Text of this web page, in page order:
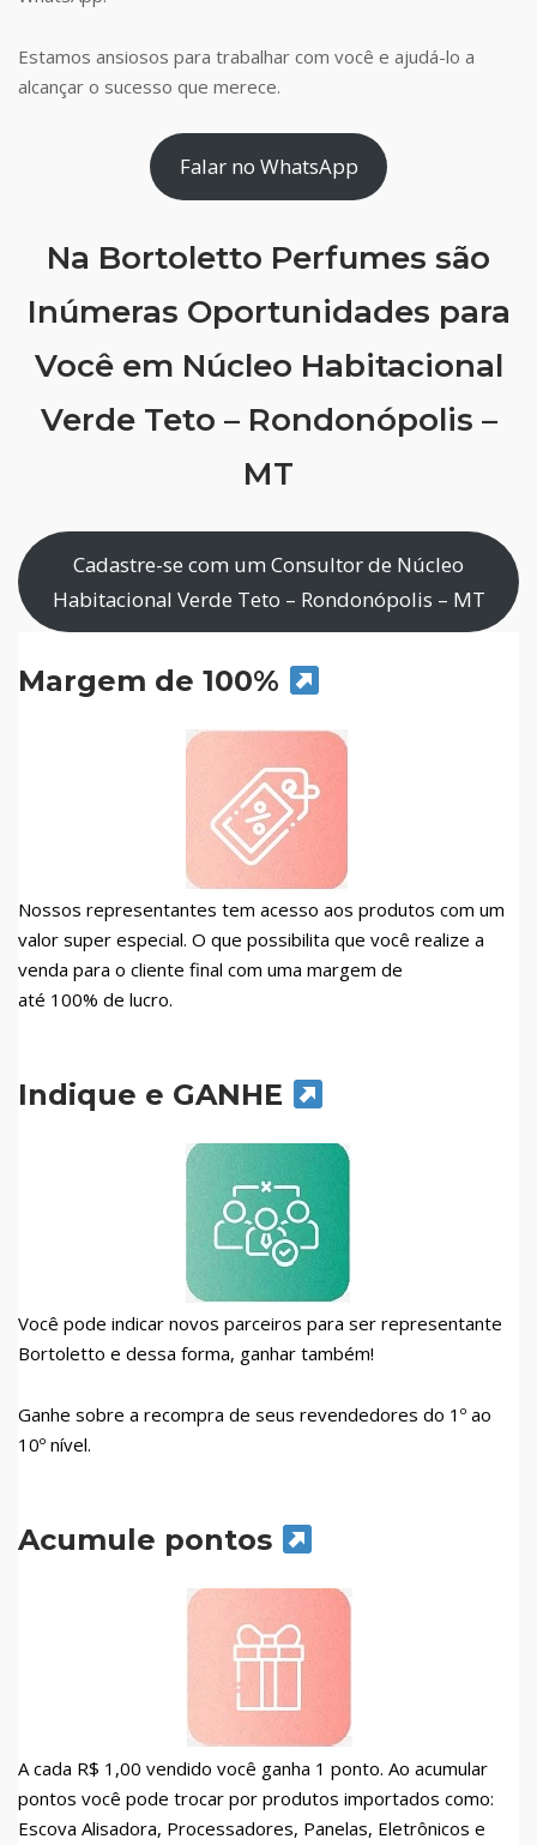
Estamos ansiosos para trabalhar com você e ajudá-lo a
alcançar o sucesso que merece.
Falar no WhatsApp
Na Bortoletto Perfumes são
Inúmeras Oportunidades para
Você em Núcleo Habitacional
Verde Teto – Rondonópolis –
MT
Cadastre-se com um Consultor de Núcleo
Habitacional Verde Teto – Rondonópolis – MT
Margem de 100%
Nossos representantes tem acesso aos produtos com um
valor super especial. O que possibilita que você realize a
venda para o cliente final com uma margem de
até 100% de lucro.
Indique e GANHE
Você pode indicar novos parceiros para ser representante
Bortoletto e dessa forma, ganhar também!
Ganhe sobre a recompra de seus revendedores do 1º ao
10º nível.
Acumule pontos
A cada R$ 1,00 vendido você ganha 1 ponto. Ao acumular
pontos você pode trocar por produtos importados como:
Escova Alisadora, Processadores, Panelas, Eletrônicos e